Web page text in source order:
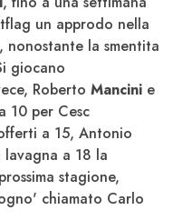
un approdo nella
, nonostante la smentita
giocano
Roberto Mancini e
10 per Cesc
a 15, Antonio
lavagna a 18 la
stagione,
chiamato Carlo